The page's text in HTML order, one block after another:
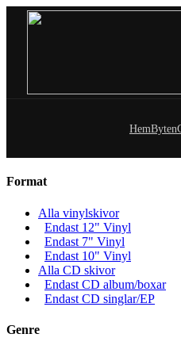
HemByten
Format
Alla vinylskivor
Endast 12" Vinyl
Endast 7" Vinyl
Endast 10" Vinyl
Alla CD skivor
Endast CD album/boxar
Endast CD singlar/EP
Genre